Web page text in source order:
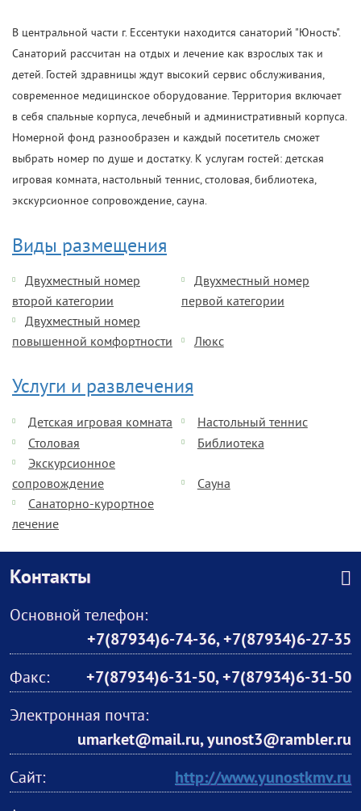
В центральной части г. Ессентуки находится санаторий "Юность".
Санаторий рассчитан на отдых и лечение как взрослых так и
детей. Гостей здравницы ждут высокий сервис обслуживания,
современное медицинское оборудование. Территория включает
в себя спальные корпуса, лечебный и административный корпуса.
Номерной фонд разнообразен и каждый посетитель сможет
выбрать номер по душе и достатку. К услугам гостей: детская
игровая комната, настольный теннис, столовая, библиотека,
экскурсионное сопровождение, сауна.
Виды размещения
Двухместный номер
второй категории
Двухместный номер
первой категории
Двухместный номер
повышенной комфортности
Люкс
Услуги и развлечения
Детская игровая комната
Настольный теннис
Столовая
Библиотека
Экскурсионное
сопровождение
Сауна
Санаторно-курортное
лечение
Контакты
Основной телефон:
+7(87934)6-74-36,+7(87934)6-27-35
Факс:
+7(87934)6-31-50, +7(87934)6-31-50
Электронная почта:
umarket@mail.ru, yunost3@rambler.ru
Сайт:
http://www.yunostkmv.ru